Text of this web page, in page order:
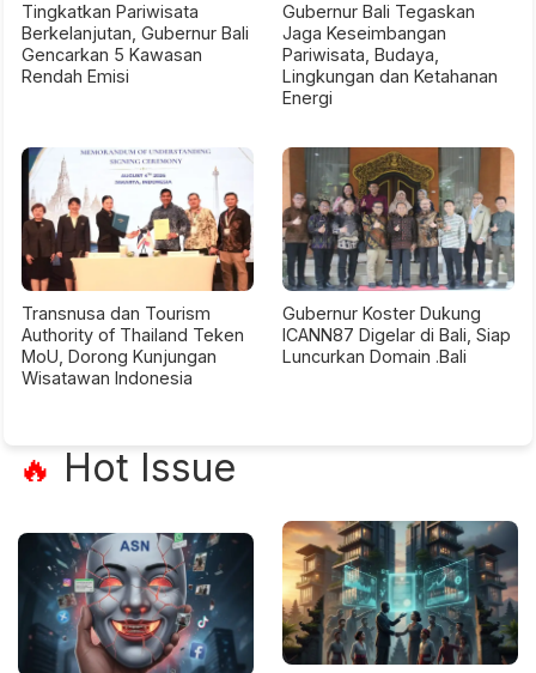
Tingkatkan Pariwisata
Berkelanjutan, Gubernur Bali
Gencarkan 5 Kawasan
Rendah Emisi
Gubernur Bali Tegaskan
Jaga Keseimbangan
Pariwisata, Budaya,
Lingkungan dan Ketahanan
Energi
Transnusa dan Tourism
Authority of Thailand Teken
MoU, Dorong Kunjungan
Wisatawan Indonesia
Gubernur Koster Dukung
ICANN87 Digelar di Bali, Siap
Luncurkan Domain .Bali
🔥 Hot Issue